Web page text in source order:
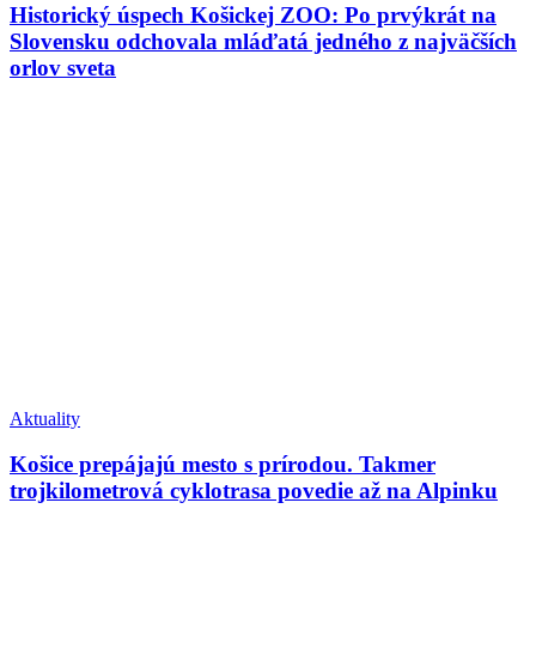
Historický úspech Košickej ZOO: Po prvýkrát na
Slovensku odchovala mláďatá jedného z najväčších
orlov sveta
Aktuality
Košice prepájajú mesto s prírodou. Takmer
trojkilometrová cyklotrasa povedie až na Alpinku